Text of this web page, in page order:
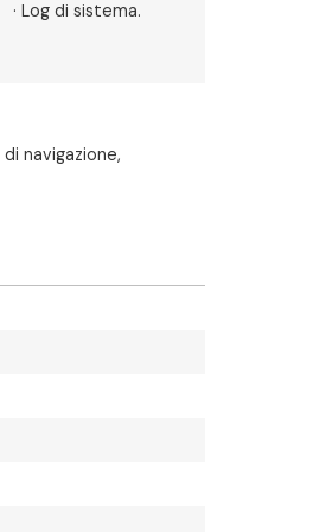
· Log di sistema.
navigazione,